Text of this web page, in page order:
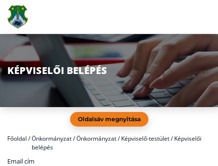
KÉPVISELŐI BELÉPÉS
Oldalsáv megnyitása
Főoldal /Önkormányzat / Önkormányzat / Képviselő-testület / Képviselői
belépés
Email cím